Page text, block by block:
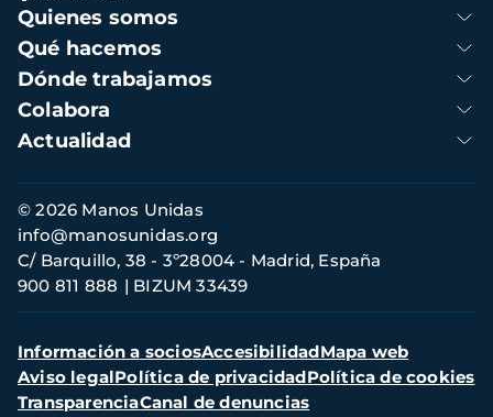
Navegación
principal
Quienes somos
Qué hacemos
Dónde trabajamos
Colabora
Actualidad
Información
de
contacto
© 2026 Manos Unidas
C/ Barquillo, 38 - 3º28004 - Madrid, España
900 811 888
BIZUM 33439
info@manosunidas.org
Menú
secundario
Información a sociosAccesibilidadMapa web
Aviso legalPolítica de privacidadPolítica de cookies
TransparenciaCanal de denuncias